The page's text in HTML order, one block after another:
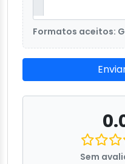
Formatos aceitos:
Sem